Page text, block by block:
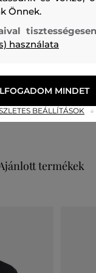
Összetétel
termékek
Önnek.
használata
BEÁLLÍTÁSOK
MINDET